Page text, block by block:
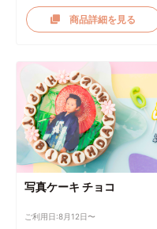
商品詳細を見る
写真ケーキ チョコ
ご利用日:8月12日〜